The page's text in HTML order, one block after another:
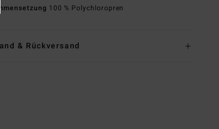
100 % Polychloropren
& Rückversand